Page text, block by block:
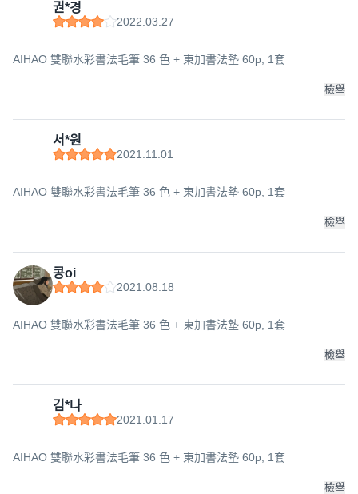
권*경
2022.03.27
AIHAO 雙聯水彩書法毛筆 36 色 + 東加書法墊 60p, 1套
檢舉
서*원
2021.11.01
AIHAO 雙聯水彩書法毛筆 36 色 + 東加書法墊 60p, 1套
檢舉
콩oi
2021.08.18
AIHAO 雙聯水彩書法毛筆 36 色 + 東加書法墊 60p, 1套
檢舉
김*나
2021.01.17
AIHAO 雙聯水彩書法毛筆 36 色 + 東加書法墊 60p, 1套
檢舉